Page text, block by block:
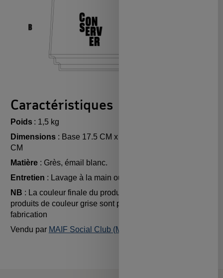
Caractéristiques
Poids: 1,5 kg
Dimensions: Base 17.5 CM x Haut 14,5CM x hauteur 19
CM
Matière: Grès, émail blanc.
Entretien : Lavage à la main ou au lave-vaisselle.
NB : La couleur finale du produit est blanc émaillé. Les
produits de couleur grise sont présentés en cours de
fabrication
Vendu par MAIF Social Club (MAIF)